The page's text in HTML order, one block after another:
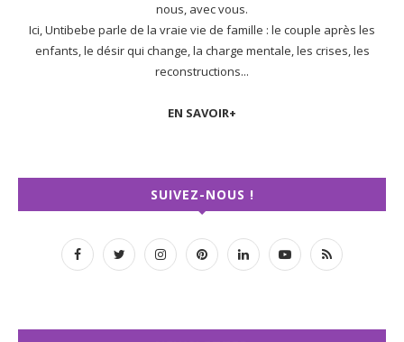
nous, avec vous.
Ici, Untibebe parle de la vraie vie de famille : le couple après les
enfants, le désir qui change, la charge mentale, les crises, les
reconstructions...
EN SAVOIR+
SUIVEZ-NOUS !